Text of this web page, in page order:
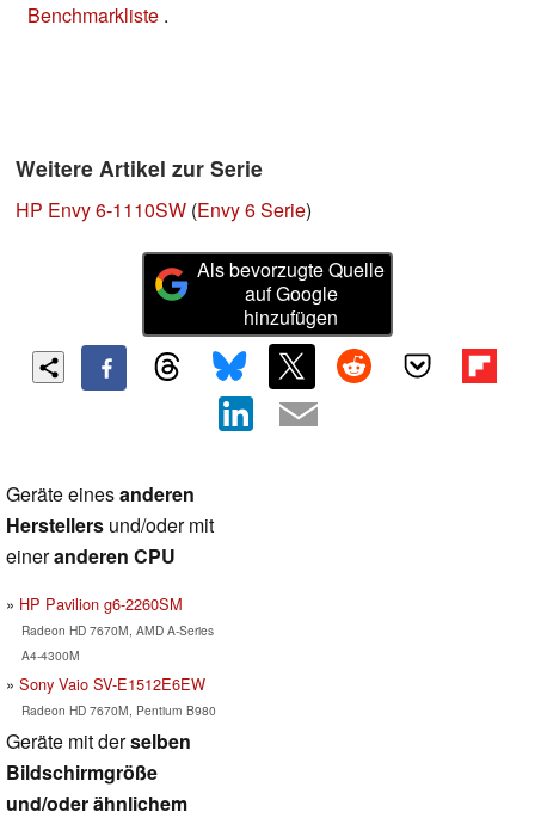
Benchmarkliste .
Weitere Artikel zur Serie
HP Envy 6-1110SW (Envy 6 Serie)
Als bevorzugte Quelle
auf Google
hinzufügen
Geräte einesanderen
Herstellers und/oder mit
eineranderen CPU
HP Pavilion g6-2260SM
Radeon HD 7670M, AMD A-Series
A4-4300M
Sony Vaio SV-E1512E6EW
Radeon HD 7670M, Pentium B980
Geräte mit derselben
Bildschirmgröße
und/oder ähnlichem